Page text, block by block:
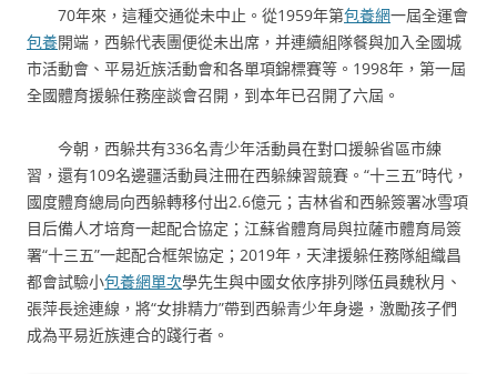
70年來，這種交通從未中止。從1959年第包養網一屆全運會
包養開端，西躲代表團便從未出席，并連續組隊餐與加入全國城
市活動會、平易近族活動會和各單項錦標賽等。1998年，第一屆
全國體育援躲任務座談會召開，到本年已召開了六屆。
今朝，西躲共有336名青少年活動員在對口援躲省區市練
習，還有109名邊疆活動員注冊在西躲練習競賽。“十三五”時代，
國度體育總局向西躲轉移付出2.6億元；吉林省和西躲簽署冰雪項
目后備人才培育一起配合協定；江蘇省體育局與拉薩市體育局簽
署“十三五”一起配合框架協定；2019年，天津援躲任務隊組織昌
都會試驗小包養網單次學先生與中國女依序排列隊伍員魏秋月、
張萍長途連線，將“女排精力”帶到西躲青少年身邊，激勵孩子們
成為平易近族連合的踐行者。